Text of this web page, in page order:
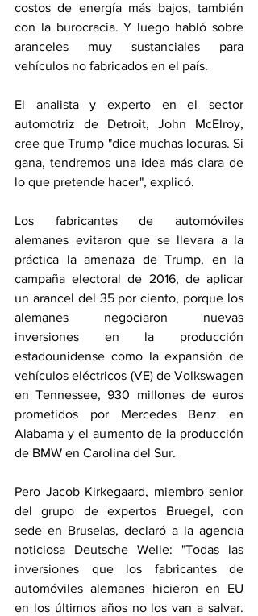
costos de energía más bajos, también
con la burocracia. Y luego habló sobre
aranceles muy sustanciales para
vehículos no fabricados en el país.
El analista y experto en el sector
automotriz de Detroit, John McElroy,
cree que Trump "dice muchas locuras. Si
gana, tendremos una idea más clara de
lo que pretende hacer", explicó.
Los fabricantes de automóviles
alemanes evitaron que se llevara a la
práctica la amenaza de Trump, en la
campaña electoral de 2016, de aplicar
un arancel del 35 por ciento, porque los
alemanes negociaron nuevas
inversiones en la producción
estadounidense como la expansión de
vehículos eléctricos (VE) de Volkswagen
en Tennessee, 930 millones de euros
prometidos por Mercedes Benz en
Alabama y el aumento de la producción
de BMW en Carolina del Sur.
Pero Jacob Kirkegaard, miembro senior
del grupo de expertos Bruegel, con
sede en Bruselas, declaró a la agencia
noticiosa Deutsche Welle: "Todas las
inversiones que los fabricantes de
automóviles alemanes hicieron en EU
en los últimos años no los van a salvar.